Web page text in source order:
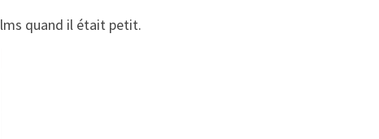
quand il était petit.